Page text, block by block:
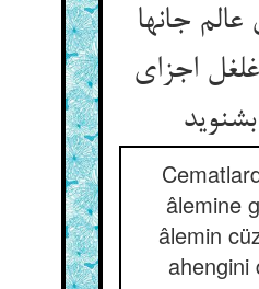
جانها
اجزای
âlemine
âlemin
ahengini